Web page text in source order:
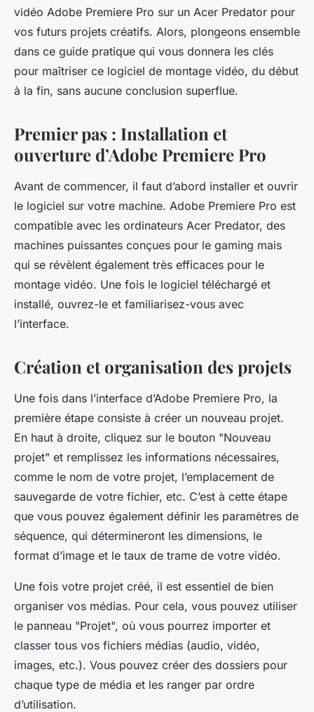
vidéo Adobe Premiere Pro sur un Acer Predator pour
vos futurs projets créatifs. Alors, plongeons ensemble
dans ce guide pratique qui vous donnera les clés
pour maîtriser ce logiciel de montage vidéo, du début
à la fin, sans aucune conclusion superflue.
Premier pas : Installation et
ouverture d’Adobe Premiere Pro
Avant de commencer, il faut d’abord installer et ouvrir
le logiciel sur votre machine. Adobe Premiere Pro est
compatible avec les ordinateurs Acer Predator, des
machines puissantes conçues pour le gaming mais
qui se révèlent également très efficaces pour le
montage vidéo. Une fois le logiciel téléchargé et
installé, ouvrez-le et familiarisez-vous avec
l’interface.
Création et organisation des projets
Une fois dans l’interface d’Adobe Premiere Pro, la
première étape consiste à créer un nouveau projet.
En haut à droite, cliquez sur le bouton "Nouveau
projet" et remplissez les informations nécessaires,
comme le nom de votre projet, l’emplacement de
sauvegarde de votre fichier, etc. C’est à cette étape
que vous pouvez également définir les paramètres de
séquence, qui détermineront les dimensions, le
format d’image et le taux de trame de votre vidéo.
Une fois votre projet créé, il est essentiel de bien
organiser vos médias. Pour cela, vous pouvez utiliser
le panneau "Projet", où vous pourrez importer et
classer tous vos fichiers médias (audio, vidéo,
images, etc.). Vous pouvez créer des dossiers pour
chaque type de média et les ranger par ordre
d’utilisation.